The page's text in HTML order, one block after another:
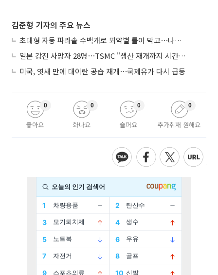
김준형 기자의 주요 뉴스
초대형 자동 파라솔 수백개로 뙤약볕 틀어 막고⋯나라별 폭염 생존법
일본 강진 사망자 28명⋯TSMC "생산 재개까지 시간 필요해"
미국, 엿새 만에 대이란 공습 재개⋯국제유가 다시 급등
좋아요
0
화나요
0
슬퍼요
0
추가취재 원해요
0